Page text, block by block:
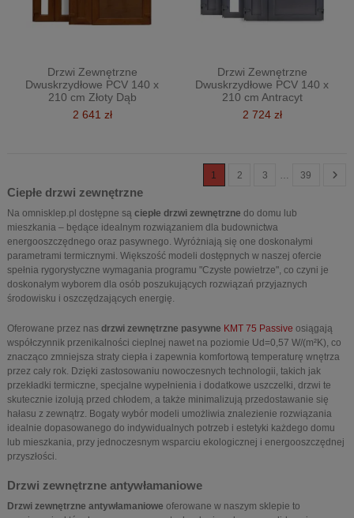
Drzwi Zewnętrzne
Dwuskrzydłowe PCV 140 x
210 cm Złoty Dąb
2 641 zł
Drzwi Zewnętrzne
Dwuskrzydłowe PCV 140 x
210 cm Antracyt
2 724 zł
1 2 3 39
Ciepłe drzwi zewnętrzne
Na omnisklep.pl dostępne są ciepłe drzwi zewnętrzne do domu lub
mieszkania – będące idealnym rozwiązaniem dla budownictwa
energooszczędnego oraz pasywnego. Wyróżniają się one doskonałymi
parametrami termicznymi. Większość modeli dostępnych w naszej ofercie
spełnia rygorystyczne wymagania programu "Czyste powietrze", co czyni je
doskonałym wyborem dla osób poszukujących rozwiązań przyjaznych
środowisku i oszczędzających energię.
Oferowane przez nas drzwi zewnętrzne pasywne KMT 75 Passive osiągają
współczynnik przenikalności cieplnej nawet na poziomie Ud=0,57 W/(m²K), co
znacząco zmniejsza straty ciepła i zapewnia komfortową temperaturę wnętrza
przez cały rok. Dzięki zastosowaniu nowoczesnych technologii, takich jak
przekładki termiczne, specjalne wypełnienia i dodatkowe uszczelki, drzwi te
skutecznie izolują przed chłodem, a także minimalizują przedostawanie się
hałasu z zewnątrz. Bogaty wybór modeli umożliwia znalezienie rozwiązania
idealnie dopasowanego do indywidualnych potrzeb i estetyki każdego domu
lub mieszkania, przy jednoczesnym wsparciu ekologicznej i energooszczędnej
przyszłości.
Drzwi zewnętrzne antywłamaniowe
Drzwi zewnętrzne antywłamaniowe oferowane w naszym sklepie to